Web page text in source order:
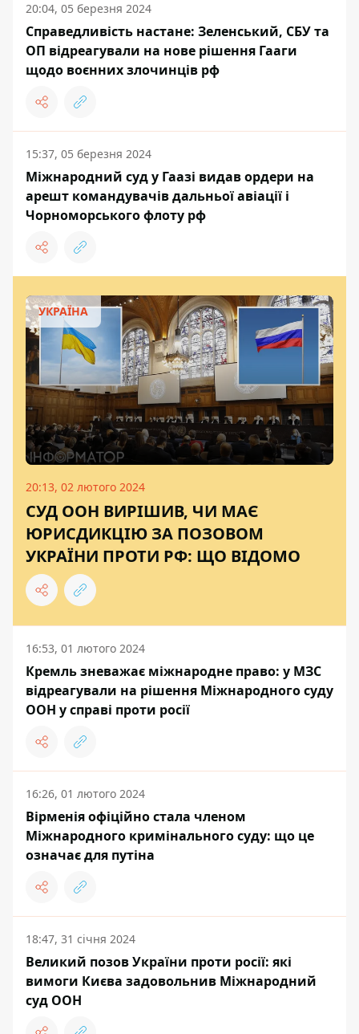
20:04, 05 березня 2024
Справедливість настане: Зеленський, СБУ та
ОП відреагували на нове рішення Гааги
щодо воєнних злочинців рф
15:37, 05 березня 2024
Міжнародний суд у Гаазі видав ордери на
арешт командувачів дальньої авіації і
Чорноморського флоту рф
УКРАЇНА
20:13, 02 лютого 2024
СУД ООН ВИРІШИВ, ЧИ МАЄ
ЮРИСДИКЦІЮ ЗА ПОЗОВОМ
УКРАЇНИ ПРОТИ РФ: ЩО ВІДОМО
16:53, 01 лютого 2024
Кремль зневажає міжнародне право: у МЗС
відреагували на рішення Міжнародного суду
ООН у справі проти росії
16:26, 01 лютого 2024
Вірменія офіційно стала членом
Міжнародного кримінального суду: що це
означає для путіна
18:47, 31 січня 2024
Великий позов України проти росії: які
вимоги Києва задовольнив Міжнародний
суд ООН